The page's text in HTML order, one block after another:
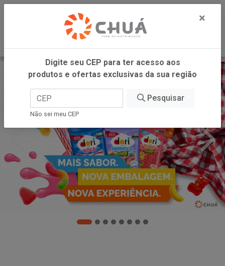
×
Digite seu CEP para ter acesso aos
produtos e ofertas exclusivas da sua região
Pesquisar
Não sei meu CEP